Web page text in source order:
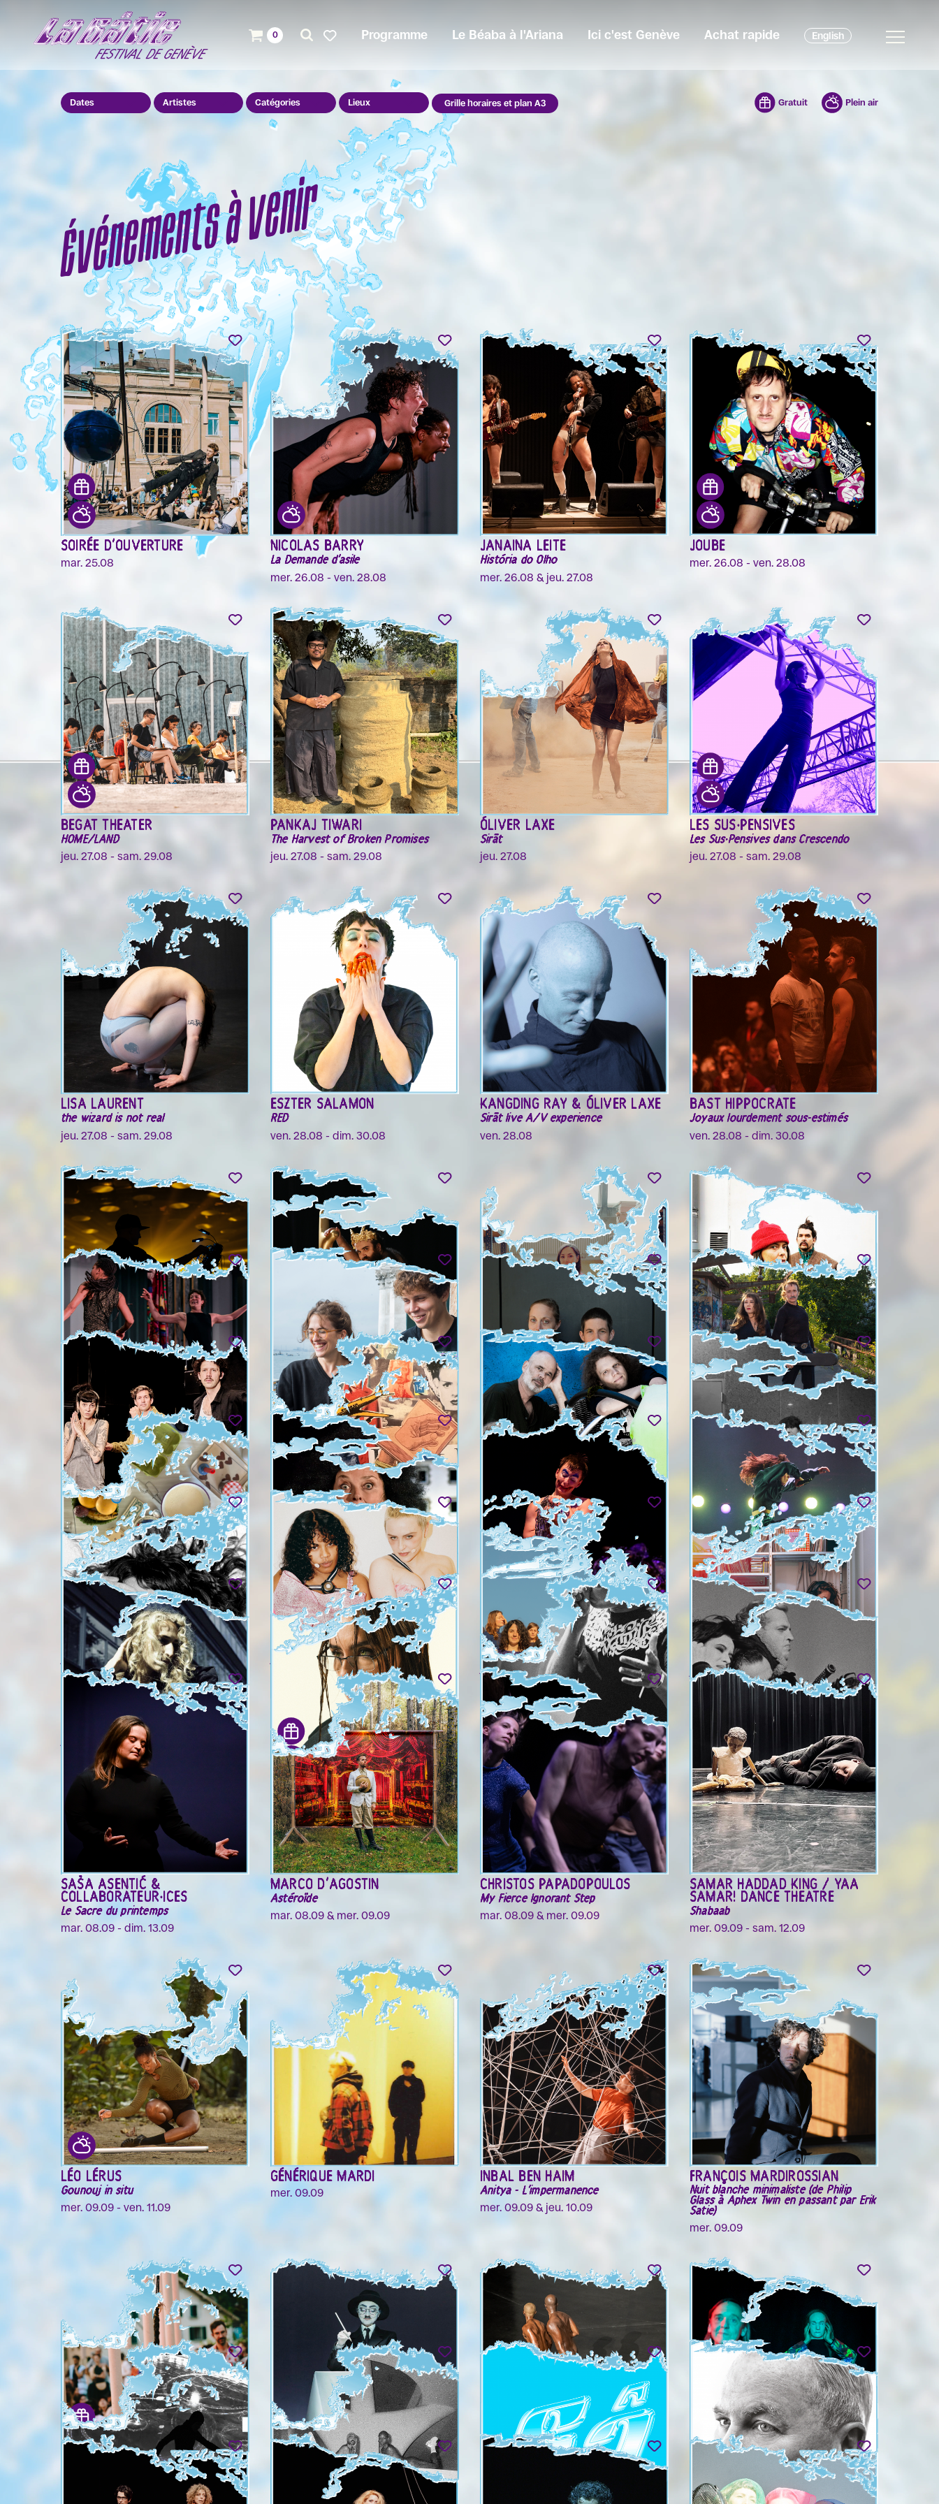
Dates Artistes Catégories Lieux Grille horaires et plan A3 Plein air
Gratuit
Événements à venir
SOIRÉE D'OUVERTURE
mar. 25.08
NICOLAS BARRY
La Demande d'asile
mer. 26.08 - ven. 28.08
JANAINA LEITE
História do Olho
mer. 26.08 & jeu. 27.08
JOUBE
mer. 26.08 - ven. 28.08
BEGAT THEATER
HOME/LAND
jeu. 27.08 - sam. 29.08
PANKAJ TIWARI
The Harvest of Broken Promises
jeu. 27.08 - sam. 29.08
ÓLIVER LAXE
Sirāt
jeu. 27.08
LES SUS·PENSIVES
Les Sus·Pensives dans Crescendo
jeu. 27.08 - sam. 29.08
LISA LAURENT
the wizard is not real
jeu. 27.08 - sam. 29.08
ESZTER SALAMON
RED
ven. 28.08 - dim. 30.08
KANGDING RAY & ÓLIVER LAXE
Sirāt live A/V experience
ven. 28.08
BAST HIPPOCRATE
Joyaux lourdement sous-estimés
ven. 28.08 - dim. 30.08
KANGDING RAY, WALLIS,
SORCERY
Rave party revival (Sirāt after-show)
ven. 28.08
CLÉDAT & PETITPIERRE AVEC
OLIVIER MARTIN-SALVAN
Panique !
sam. 29.08 & dim. 30.08
ÉDITIONS ZOÉ
Zoé prend ses quartiers d'été
sam. 29.08 - dim. 30.08
ACID COCO
sam. 29.08
NICOLAS BARRY ET L'ÉQUIPE DE
"LA DEMANDE D'ASILE"
Un dimanche de fête à l'Ariana
dim. 30.08
SERØJA LEONOV & NINA
BAIETTA
Other Speaking Cave
mar. 01.09 - ven. 04.09
RUTH CHILDS & CÉCILE
Such a Devoted Bunch
mar. 01.09 - sam. 05.09
HACKEDEPICCIOTTO
mar. 01.09
BASTIEN SEMENZATO
Les Mondes qui nous manquent
mer. 02.09 - sam. 05.09
PHILIPPE MACASDAR
Écrire Genève, traversées d'une ville à
livre ouvert
mer. 02.09 & jeu. 03.09
WABJIE
mer. 02.09
FUSHITSUSHA 不失者
mer. 02.09
EVE AOUIZERATE
Vous avez les mêmes en 38 ?
jeu. 03.09 - dim. 06.09
LE ZEREP / SOPHIE PEREZ
Sturbzep
jeu. 03.09 - sam. 05.09
OTIS THAÏS MARTIN
On emballe bien les choses fragiles
(version solo spéciale La Bâtie)
jeu. 03.09 - sam. 05.09
KATERINA ANDREOU & CARTE
BLANCHE
HOW ROMANTIC
jeu. 03.09 & ven. 04.09
Au Grand Passage
jeu. 03.09 - dim. 06.09
SOA RATSIFANDRIHANA &
BONNIE BANANE
Quelle aurore
ven. 04.09 & sam. 05.09
ORCHESTRE TOUT PUISSANT
MARCEL DUCHAMP
ven. 04.09 - dim. 06.09
FEMME HONNÊTE, 1000 BALLES
B2B OSCURA RESISTENCIA
La Toute Puissante party
ven. 04.09
SARAH NEMTSOV, JULIEN
CHAVAZ & ENSEMBLE
CONTRECHAMPS
Neverland
sam. 05.09 & dim. 06.09
BONNIE BANANE
sam. 05.09
CROSS RHYMEZ
Un dimanche de fête à l'Ariana
dim. 06.09
ALEXANDER HACKE
(EINSTÜRZENDE NEUBAUTEN)
N I H I L oder Alle Zeit der Welt
dim. 06.09
SAŠA ASENTIĆ &
COLLABORATEUR·ICES
Le Sacre du printemps
mar. 08.09 - dim. 13.09
MARCO D'AGOSTIN
Astéroïde
mar. 08.09 & mer. 09.09
CHRISTOS PAPADOPOULOS
My Fierce Ignorant Step
mar. 08.09 & mer. 09.09
SAMAR HADDAD KING / YAA
SAMAR! DANCE THEATRE
Shabaab
mer. 09.09 - sam. 12.09
LÉO LÉRUS
Gounouj in situ
mer. 09.09 - ven. 11.09
GÉNÉRIQUE MARDI
mer. 09.09
INBAL BEN HAIM
Anitya - L'impermanence
mer. 09.09 & jeu. 10.09
FRANÇOIS MARDIROSSIAN
Nuit blanche minimaliste (de Philip
Glass à Aphex Twin en passant par Erik
Satie)
mer. 09.09
LILI PARSON PIGUET & JEANNE
ROBERT WILSON
PESSOA - Since I’ve Been Me
DIEDERIK PEETERS
Confabulations
0 Programme Le Béaba à l'Ariana Ici c'est Genève Achat rapide English